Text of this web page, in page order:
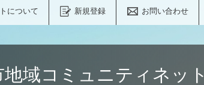
について 新規登録 お問い合わせ
地域コミュニティネット